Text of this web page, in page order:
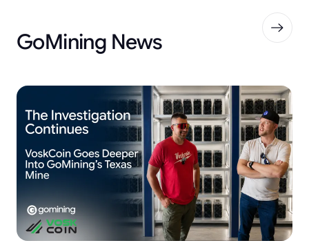
GoMining News